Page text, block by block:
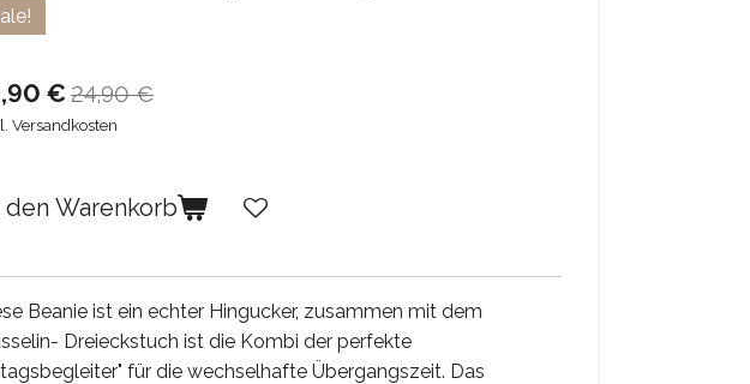
€ 24,90 €
Versandkosten
den Warenkorb
Beanie ist ein echter Hingucker, zusammen mit dem
Dreieckstuch ist die Kombi der perfekte
für die wechselhafte Übergangszeit. Das